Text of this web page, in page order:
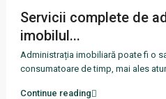
Servicii complete de
imobilul...
Administrația imobiliară poate fi o
consumatoare de timp, mai ales
Continue reading